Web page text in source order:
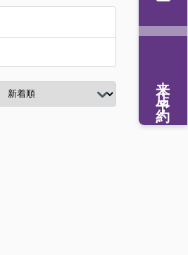
来店予約